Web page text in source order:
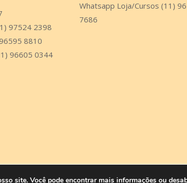
97524 2398
8810
96605 0344
Whatsapp Loja/Cursos (11)
7686
site. Você pode encontrar mais informações ou